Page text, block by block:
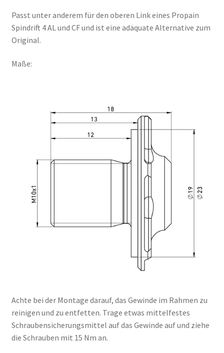
Passt unter anderem für den oberen Link eines Propain
Spindrift 4 AL und CF und ist eine adäquate Alternative zum
Original.
Maße:
Achte bei der Montage darauf, das Gewinde im Rahmen zu
reinigen und zu entfetten. Trage etwas mittelfestes
Schraubensicherungsmittel auf das Gewinde auf und ziehe
die Schrauben mit 15 Nm an.